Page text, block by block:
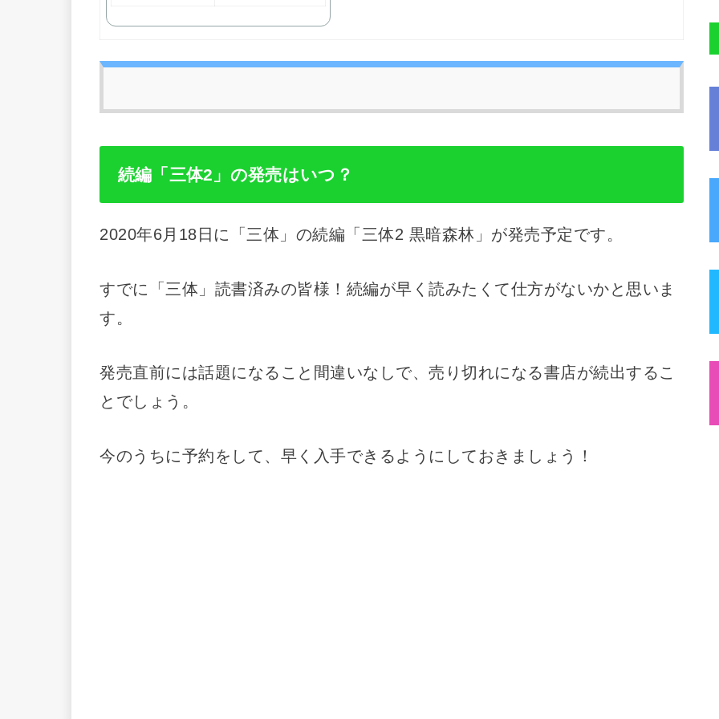
続編「三体2」の発売はいつ？
2020年6月18日に「三体」の続編「三体2 黒暗森林」が発売予定です。
すでに「三体」読書済みの皆様！続編が早く読みたくて仕方がないかと思いま
す。
発売直前には話題になること間違いなしで、売り切れになる書店が続出するこ
とでしょう。
今のうちに予約をして、早く入手できるようにしておきましょう！